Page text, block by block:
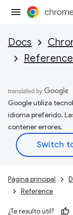
Docs
Reference
Google utiliza
idioma preferido.
contener errores.
Página principal
Reference
¿Te resultó útil?